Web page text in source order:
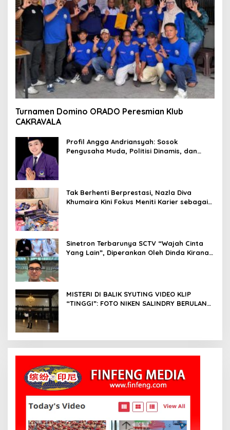
Turnamen Domino ORADO Peresmian Klub
CAKRAVALA
Profil Angga Andriansyah: Sosok
Pengusaha Muda, Politisi Dinamis, dan
Tak Berhenti Berprestasi, Nazla Diva
Khumaira Kini Fokus Meniti Karier sebagai
Sinetron Terbarunya SCTV “Wajah Cinta
Yang Lain”, Diperankan Oleh Dinda Kirana,
MISTERI DI BALIK SYUTING VIDEO KLIP
“TINGGI”: FOTO NIKEN SALINDRY BERULANG